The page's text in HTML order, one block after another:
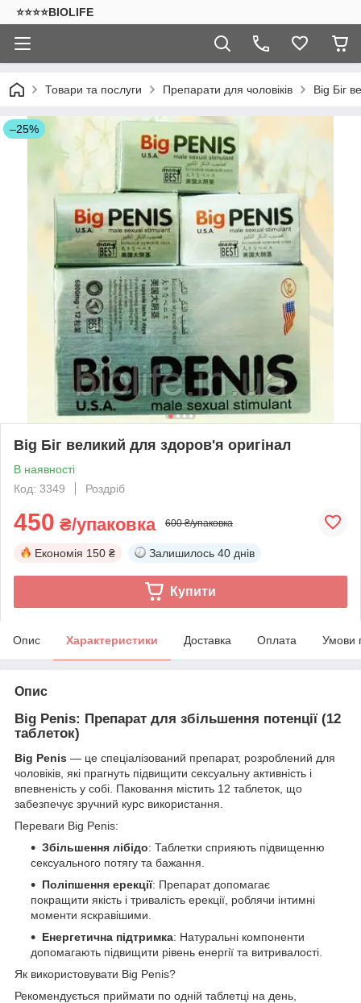
⭐⭐⭐⭐BIOLIFE
Товари та послуги Препарати для чоловіків Big Біг
–25%
Big Біг великий для здоров'я оригінал
В наявності
Код: 3349
Роздріб
450 ₴/упаковка 600 ₴/упаковка
Економія 150 ₴ Залишилось 40 днів
Купити
Опис Характеристики Доставка Оплата Умови
Опис
Big Penis: Препарат для збільшення потенції (12
таблеток)
Big Penis — це спеціалізований препарат, розроблений для
чоловіків, які прагнуть підвищити сексуальну активність і
впевненість у собі. Паковання містить 12 таблеток, що
забезпечує зручний курс використання.
Переваги Big Penis:
Збільшення лібідо: Таблетки сприяють підвищенню
сексуального потягу та бажання.
Поліпшення ерекції: Препарат допомагає
покращити якість і тривалість ерекції, роблячи інтимні
моменти яскравішими.
Енергетична підтримка: Натуральні компоненти
допомагають підвищити рівень енергії та витривалості.
Як використовувати Big Penis?
Рекомендується приймати по одній таблетці на день,